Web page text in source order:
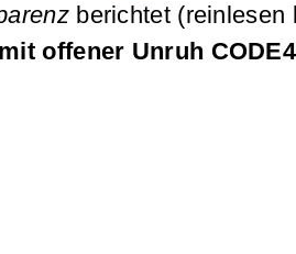
berichtet (reinlesen
offener Unruh